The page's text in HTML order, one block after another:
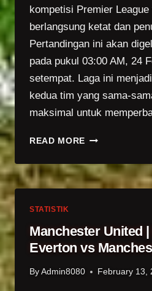
kompetisi Premier
berlangsung ketat dan
Pertandingan ini akan
pada pukul 03:00 AM, 24
setempat. Laga ini
kedua tim yang sama-
maksimal untuk
READ MORE MANCHESTER
|
PREDIKSI
UNITED
STATISTIK
Manchester United
Everton vs
ByAdmin8080 February 13,